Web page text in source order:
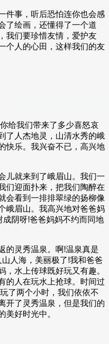
事，听后恐怕连你也会感
了绘画，还懂得了一个道
我们要珍惜友情，爱护友
个人的心田，这样我们的友
我们带来了多少喜怒哀
了人杰地灵，山清水秀的峨
快乐。我兴奋不已，高兴地
就来到了峨眉山。我们一
们迎面扑来，把我们陶醉在
会看到一排排翠绿的扬柳像
峨眉山。我高兴地对爸爸妈
阴呀!爸爸妈妈不约而同地
灵秀温泉。啊!温泉真是
人海，美丽极了!我和爸爸
，水上传球既好玩又有趣。
的人在玩水上抢球。时间过
了两个小时，我们依依不
开了灵秀温泉，但是我们的
美好时光中。